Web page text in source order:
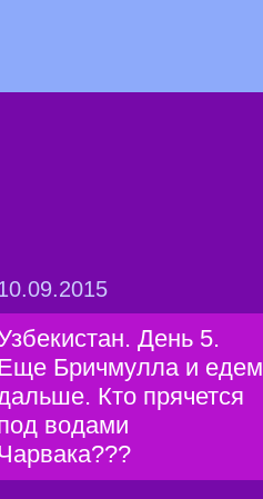
День 5.
Бричмулла и едем
Кто прячется
водами